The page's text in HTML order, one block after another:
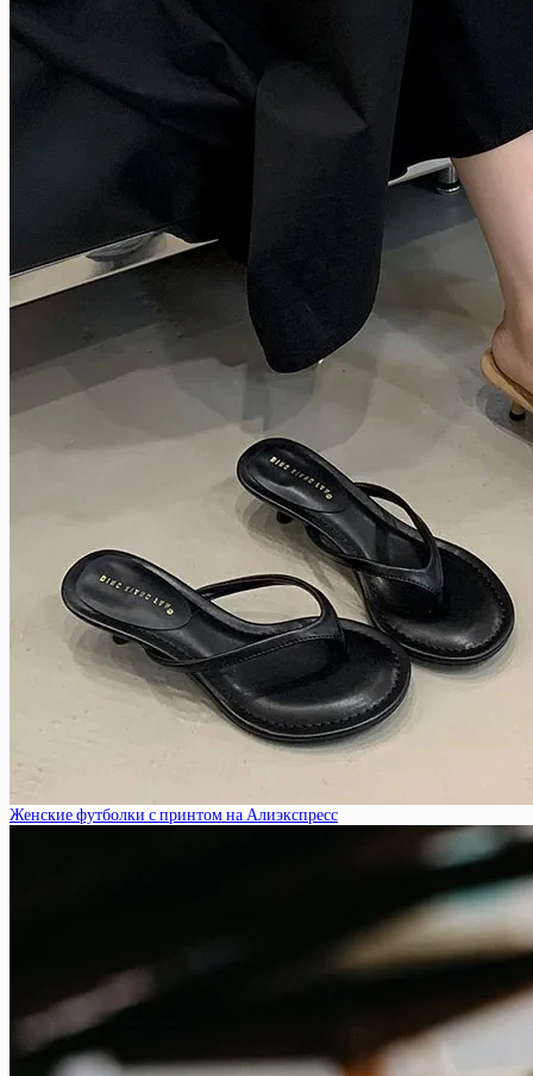
Женские футболки с принтом на Алиэкспресс